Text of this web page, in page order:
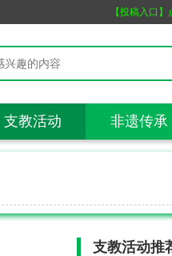
【投稿入口
支教活动 非遗传承
支教活动推